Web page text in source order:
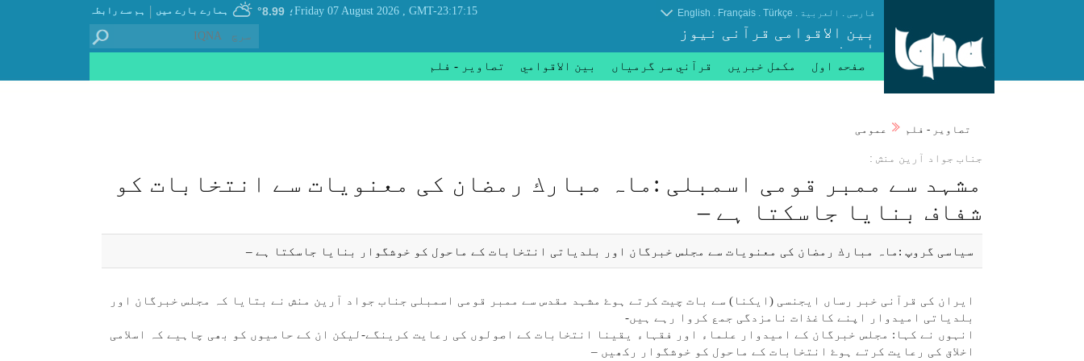
ہم سے رابطہ | ہمارے بارے میں ؛ 8.99° GMT-23:17:15
, Friday 07 August 2026 فارسی . العربیة .
Türkçe
.
Français
.
English
بین الاقوامی قرآنی نیوز
ایجنسی
صفحه اول مکمل خبریں قرآني سر گرمياں بين الاقوامي تصاوير - فلم
تصاوير - فلم عمومی
جناب جواد آرين منش :
مشہد سے ممبر قومی اسمبلی :ماہ مبارك رمضان كی معنويات سے انتخابات كو
شفاف بنايا جاسكتا ہے –
سياسی گروپ :ماہ مبارك رمضان كی معنويات سے مجلس خبرگان اور بلدياتی انتخابات كے ماحول كو خوشگوار بنايا جاسكتا ہے –
ايران كی قرآنی خبر رساں ايجنسی (ايكنا) سے بات چيت كرتے ہوۓ مشہد مقدس سے ممبر قومی اسمبلی جناب جواد آرين منش نے بتايا كہ مجلس خبرگان اور
بلدياتی اميدوار اپنے كاغذات نامزدگی جمع كروا رہے ہیں-
انہوں نے كہا: مجلس خبرگان كے اميدوار علماء اور فقہاء يقينا انتخابات كے اصولوں كی رعايت كرينگے-ليكن ان كے حاميوں كو بھی چاہیے كہ اسلامی
اخلاق كی رعايت كرتے ہوۓ انتخابات كے ماحول كو خوشگوار ركھیں –